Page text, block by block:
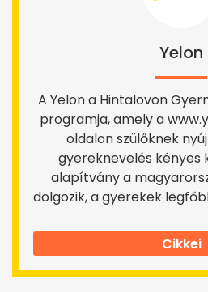
Yelon
A Yelon a Hintalovon
programja, amely a
oldalon szülőknek
gyereknevelés kényes
alapítvány a
dolgozik, a gyerekek
Cikkei